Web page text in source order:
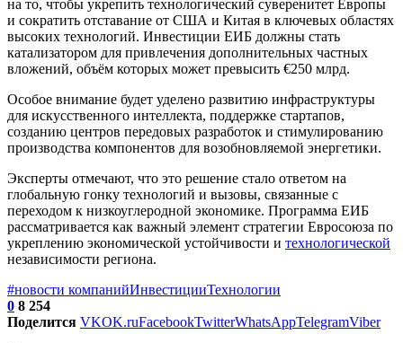
на то, чтобы укрепить технологический суверенитет Европы
и сократить отставание от США и Китая в ключевых областях
высоких технологий. Инвестиции ЕИБ должны стать
катализатором для привлечения дополнительных частных
вложений, объём которых может превысить €250 млрд.
Особое внимание будет уделено развитию инфраструктуры
для искусственного интеллекта, поддержке стартапов,
созданию центров передовых разработок и стимулированию
производства компонентов для возобновляемой энергетики.
Эксперты отмечают, что это решение стало ответом на
глобальную гонку технологий и вызовы, связанные с
переходом к низкоуглеродной экономике. Программа ЕИБ
рассматривается как важный элемент стратегии Евросоюза по
укреплению экономической устойчивости и технологической
независимости региона.
#новости компанийИнвестицииТехнологии
0 8 254
Поделится VKOK.ruFacebookTwitterWhatsAppTelegramViber